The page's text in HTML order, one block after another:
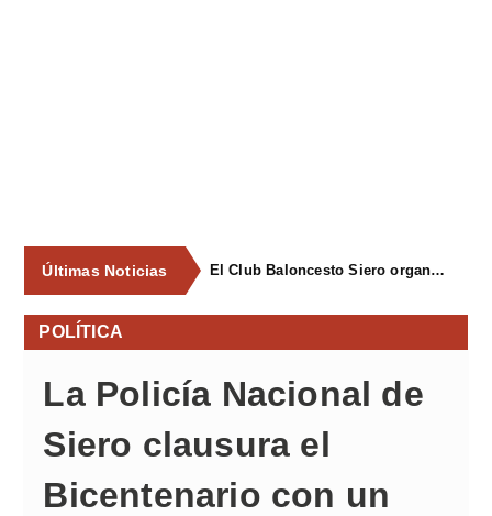
Últimas Noticias El Club Baloncesto Siero organizará su primer campus para niños del 1 al 4 de septiembre en Pola de Siero
POLÍTICA
La Policía Nacional de
Siero clausura el
Bicentenario con un